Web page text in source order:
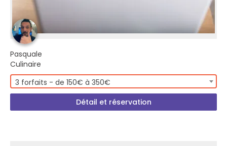
Pasquale
Culinaire
3 forfaits - de 150€ à 350€
Détail et réservation